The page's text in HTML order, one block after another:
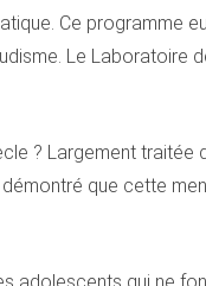
Ce programme
Le Laboratoire
? Largement traitée
que cette